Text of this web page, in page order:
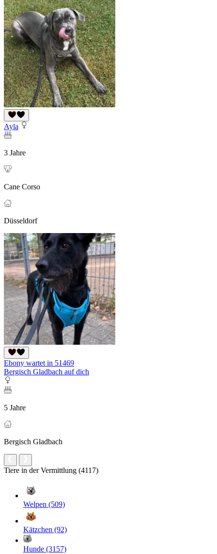
Ayla
3 Jahre
Cane Corso
Düsseldorf
Ebony wartet in 51469
Bergisch Gladbach auf dich
5 Jahre
Bergisch Gladbach
Tiere in der Vermittlung (4117)
Welpen (509)
Kätzchen (92)
Hunde (3157)